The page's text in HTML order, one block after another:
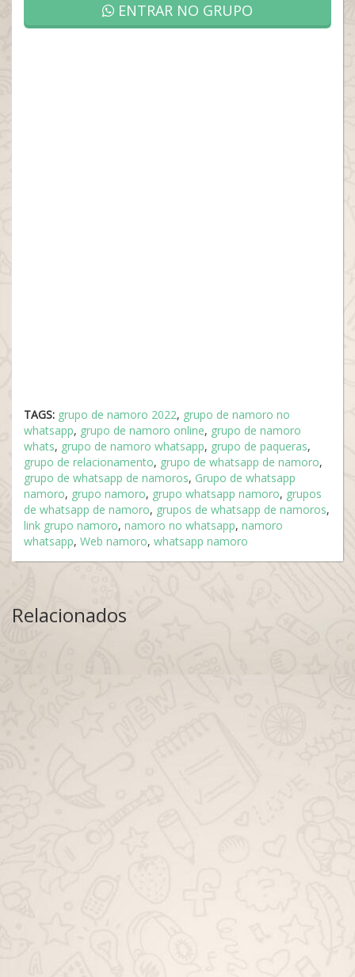
ENTRAR NO GRUPO
TAGS: grupo de namoro 2022, grupo de namoro no
whatsapp, grupo de namoro online, grupo de namoro
whats, grupo de namoro whatsapp, grupo de paqueras,
grupo de relacionamento, grupo de whatsapp de namoro,
grupo de whatsapp de namoros, Grupo de whatsapp
namoro, grupo namoro, grupo whatsapp namoro, grupos
de whatsapp de namoro, grupos de whatsapp de namoros,
link grupo namoro, namoro no whatsapp, namoro
whatsapp, Web namoro, whatsapp namoro
Relacionados